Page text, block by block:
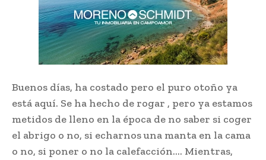
Buenos días, ha costado pero el puro otoño ya
está aquí. Se ha hecho de rogar , pero ya estamos
metidos de lleno en la época de no saber si coger
el abrigo o no, si echarnos una manta en la cama
o no, si poner o no la calefacción…. Mientras,